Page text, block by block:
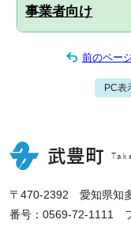
事業者向け
前のペー
PC表
〒470-2392 愛知県知
番号：0569-72-1111